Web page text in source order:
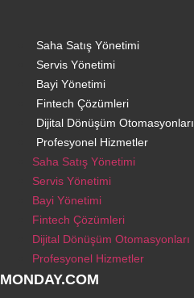
Saha Satış Yönetimi
Servis Yönetimi
Bayi Yönetimi
Fintech Çözümleri
Dijital Dönüşüm Otomasyonları
Profesyonel Hizmetler
Saha Satış Yönetimi
Servis Yönetimi
Bayi Yönetimi
Fintech Çözümleri
Dijital Dönüşüm Otomasyonları
Profesyonel Hizmetler
MONDAY.COM